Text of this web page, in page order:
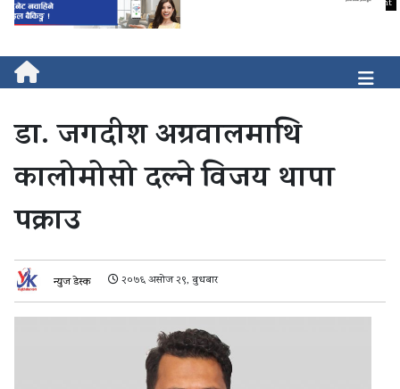
डा. जगदीश अग्रवालमाथि
कालोमोसो दल्ने विजय थापा
पक्राउ
न्युज डेस्क २०७६ असोज २९, बुधबार